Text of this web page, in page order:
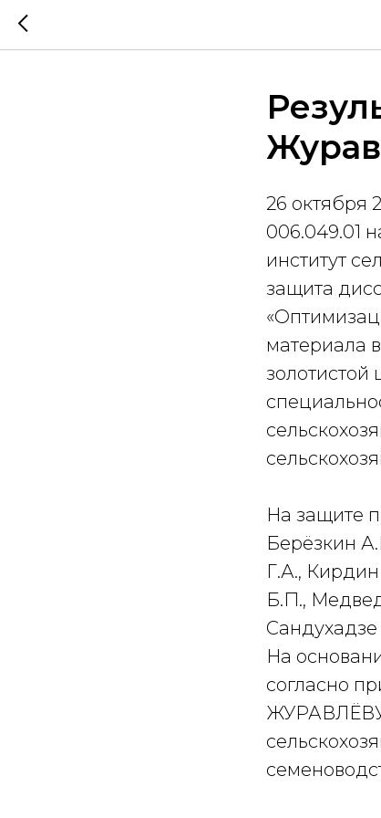
26 октября
006.049.01
институт
защита
материала
На защите
Берёзкин
Г.А.,
Б.П.,
На
согласно
ЖУРАВЛЁВУ